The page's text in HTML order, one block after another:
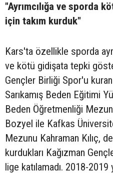
"Ayrımcılığa ve sporda
için takım kurduk"
Kars'ta özellikle sporda
ve kötü gidişata tepki
Gençler Birliği Spor'u
Sarıkamış Beden Eğitimi
Beden Öğretmenliği
Bozyel ile Kafkas
Mezunu Kahraman Kılıç,
kurdukları Kağızman
lige katılamadı. 2018-2019